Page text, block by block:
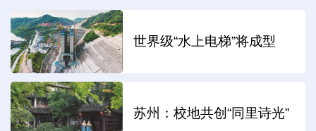
世界级“水上电梯”将成型
苏州：校地共创“同里诗光”